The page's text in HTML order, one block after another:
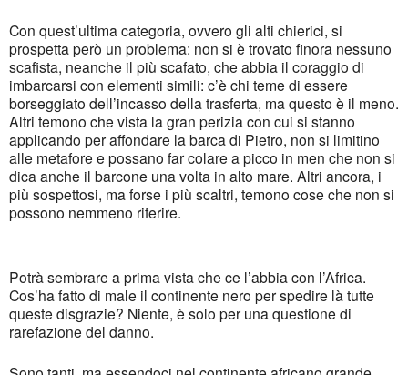
Con quest’ultima categoria, ovvero gli alti chierici, si
prospetta però un problema: non si è trovato finora nessuno
scafista, neanche il più scafato, che abbia il coraggio di
imbarcarsi con elementi simili: c’è chi teme di essere
borseggiato dell’incasso della trasferta, ma questo è il meno.
Altri temono che vista la gran perizia con cui si stanno
applicando per affondare la barca di Pietro, non si limitino
alle metafore e possano far colare a picco in men che non si
dica anche il barcone una volta in alto mare. Altri ancora, i
più sospettosi, ma forse i più scaltri, temono cose che non si
possono nemmeno riferire.
Potrà sembrare a prima vista che ce l’abbia con l’Africa.
Cos’ha fatto di male il continente nero per spedire là tutte
queste disgrazie? Niente, è solo per una questione di
rarefazione del danno.